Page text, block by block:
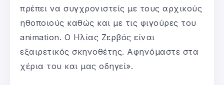
πρέπει να συγχρονιστείς με τους αρχικούς
ηθοποιούς καθώς και με τις φιγούρες του
animation. Ο Ηλίας Ζερβός είναι
εξαιρετικός σκηνοθέτης. Αφηνόμαστε στα
χέρια του και μας οδηγεί».